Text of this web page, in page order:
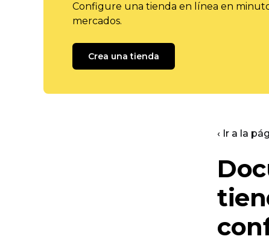
Configure una tienda en línea en
mercados.
Crea una tienda
‹ Ir a la